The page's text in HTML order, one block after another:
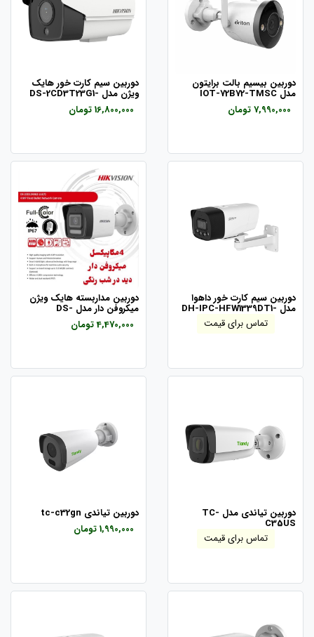
دوربین بیسیم بالت برایتون
مدل IOT-72B72-TMSC
7,990,000 تومان
دوربین سیم کارت خور هایک
ویژن مدل DS-2CD3T23G1-
I/4G
16,800,000 تومان
دوربین سیم کارت خور داهوا
مدل DH-IPC-HFW1339DT1-
4G-ST-ILتماس برای قیمت
دوربین مداربسته هایک ویژن
میکروفن دار مدل DS-
2CD1043G2-LIU-F
4,470,000 تومان
دوربین تیاندی مدل TC-
C35US
تماس برای قیمت
دوربین تیاندی tc-c32gn
1,990,000 تومان